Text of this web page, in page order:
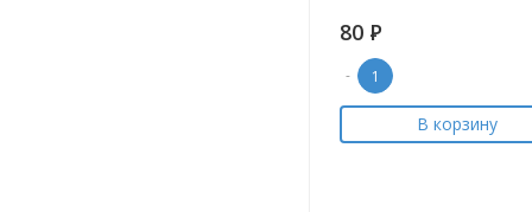
80 Р
-
В корзину